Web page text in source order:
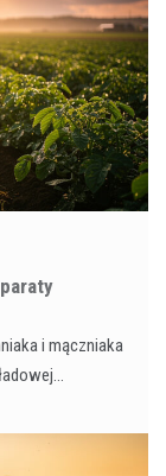
i mączniaka